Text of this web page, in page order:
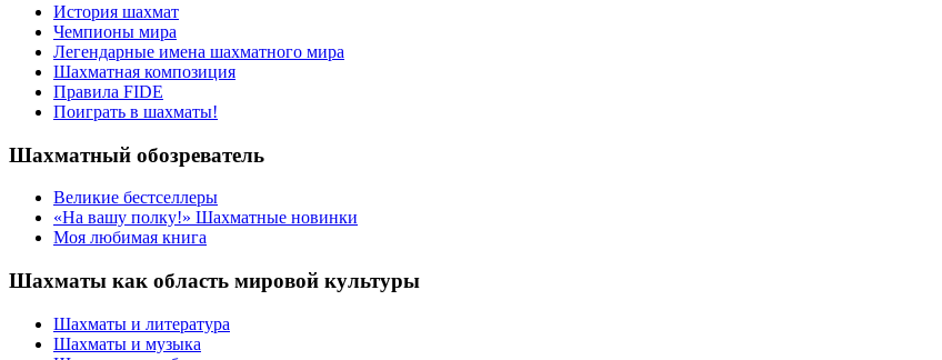
История шахмат
Чемпионы мира
Легендарные имена шахматного мира
Шахматная композиция
Правила FIDE
Поиграть в шахматы!
Шахматный обозреватель
Великие бестселлеры
«На вашу полку!» Шахматные новинки
Моя любимая книга
Шахматы как область мировой культуры
Шахматы и литература
Шахматы и музыка